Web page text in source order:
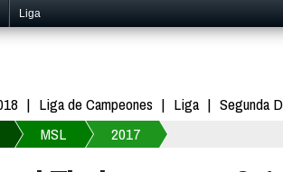
Liga
Liga de Campeones Liga Segunda
MSL 2017